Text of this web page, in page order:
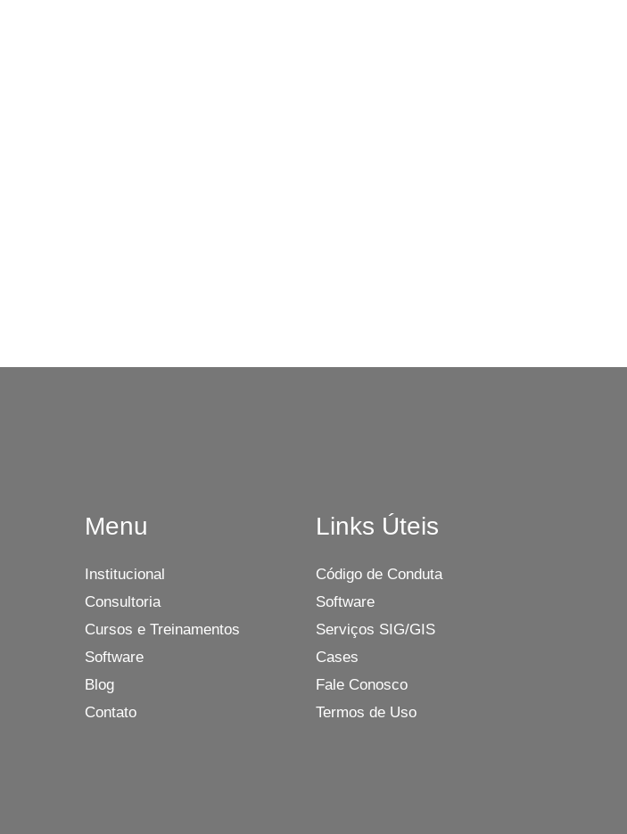
Menu
Institucional
Consultoria
Cursos e Treinamentos
Software
Blog
Contato
Links Úteis
Código de Conduta
Software
Serviços SIG/GIS
Cases
Fale Conosco
Termos de Uso